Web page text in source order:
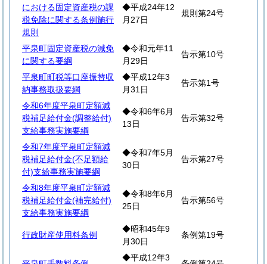
における固定資産税の課
税免除に関する条例施行
規則
◆平成24年12
月27日
規則第24号
平泉町固定資産税の減免
に関する要綱
◆令和元年11
月29日
告示第10号
平泉町町税等口座振替収
納事務取扱要綱
◆平成12年3
月31日
告示第1号
令和6年度平泉町定額減
税補足給付金(調整給付)
支給事務実施要綱
◆令和6年6月
13日
告示第32号
令和7年度平泉町定額減
税補足給付金(不足額給
付)支給事務実施要綱
◆令和7年5月
30日
告示第27号
令和8年度平泉町定額減
税補足給付金(補完給付)
支給事務実施要綱
◆令和8年6月
25日
告示第56号
行政財産使用料条例
◆昭和45年9
月30日
条例第19号
◆平成12年3